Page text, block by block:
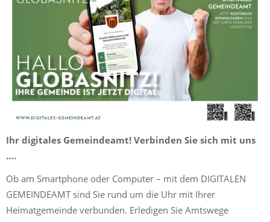
Ihr digitales Gemeindeamt! Verbinden Sie sich mit uns
….
Ob am Smartphone oder Computer – mit dem DIGITALEN
GEMEINDEAMT sind Sie rund um die Uhr mit Ihrer
Heimatgemeinde verbunden. Erledigen Sie Amtswege